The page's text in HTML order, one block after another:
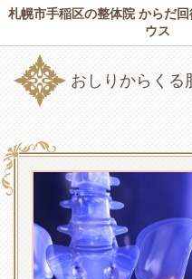
札幌市手稲区の整体院 からだ
ウス
おしりからくる